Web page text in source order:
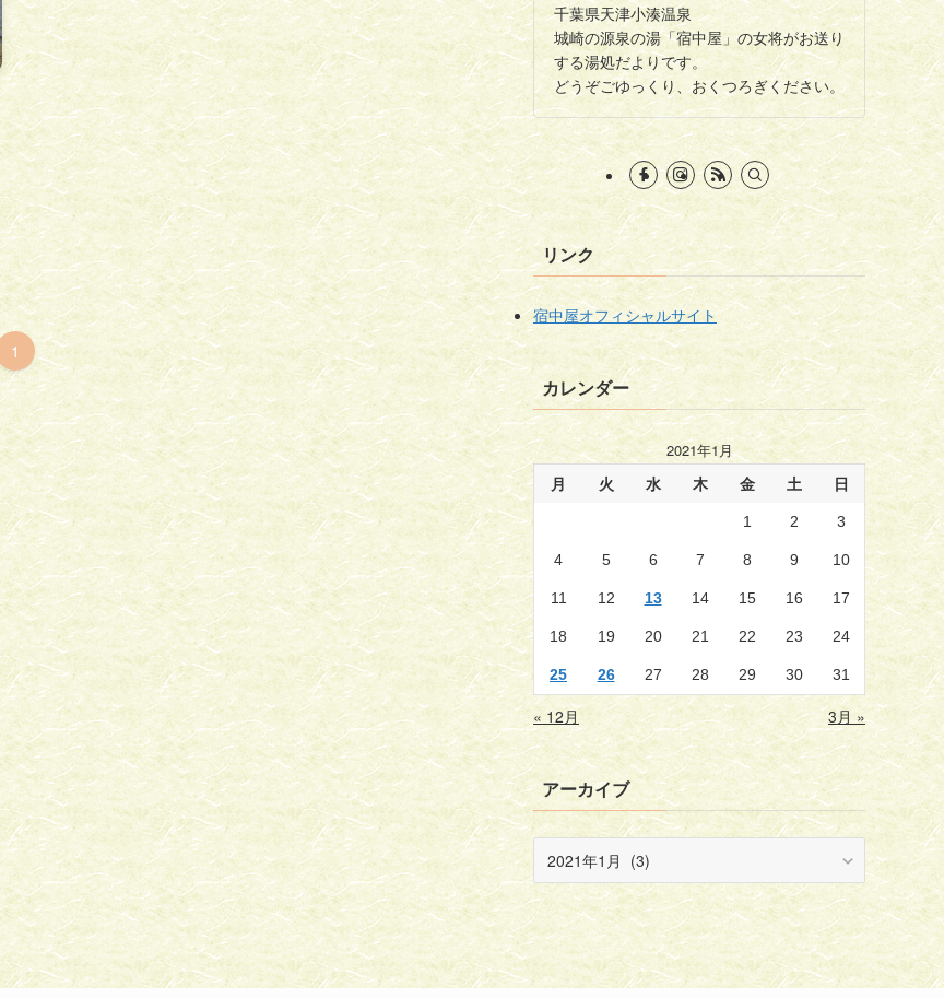
1
千葉県天津小湊温泉
城崎の源泉の湯「宿中屋」の女将がお送り
する湯処だよりです。
どうぞごゆっくり、おくつろぎください。
リンク
宿中屋オフィシャルサイト
カレンダー
2021年1月
月 火 水 木 金 土 日
1 2 3
4 5 6 7 8 9 10
11 12 13 14 15 16 17
18 19 20 21 22 23 24
25 26 27 28 29 30 31
« 12月 3月 »
アーカイブ
ー
カ
イ
ブ